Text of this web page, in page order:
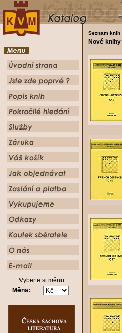
Vyberte si měnu
Měna:
Seznam
Nové